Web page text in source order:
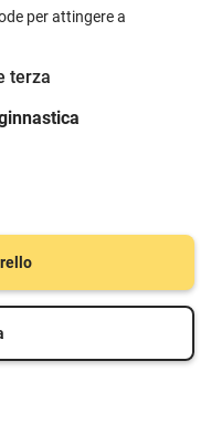
per attingere a
terza